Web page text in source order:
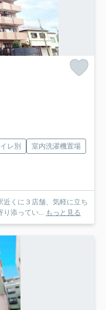
レ別
室内洗濯機置場
り添ってい... もっと見る